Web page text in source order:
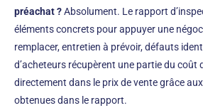
préachat ?Absolument. Le rapport
éléments concrets pour appuyer une
remplacer, entretien à prévoir, défauts
d’acheteurs récupèrent une partie du coût
directement dans le prix de vente grâce
obtenues dans le rapport.